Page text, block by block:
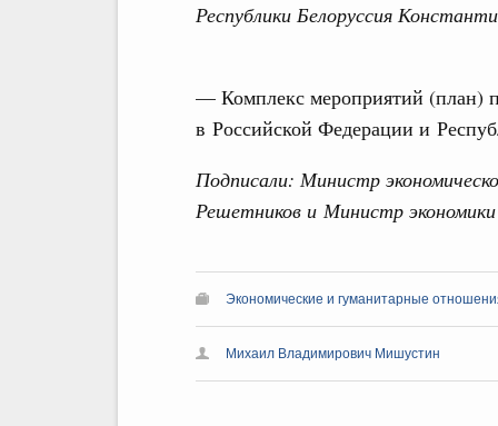
Республики Белоруссия
— Комплекс мероприятий (план)
в Российской Федерации и
Подписали: Министр
Решетников и Министр
Экономические и гуманитарные
Михаил Владимирович Мишустин